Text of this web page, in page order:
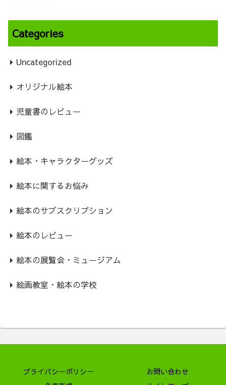
Categories
Uncategorized
オリジナル絵本
児童書のレビュー
図鑑
絵本・キャラクターグッズ
絵本に関するお悩み
絵本のサブスクリプション
絵本のレビュー
絵本の展覧会・ミュージアム
絵画教室・絵本の学校
プライバシーポリシー
お問い合わせ